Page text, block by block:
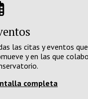
las citas y eventos que
y en las que
completa